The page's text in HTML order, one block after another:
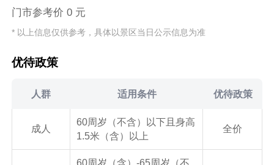
门市参考价 0 元
* 以上信息仅供参考，具体以景区当日公示信息为准
优待政策
人群 适用条件 优待政策
成人
60周岁（不含）以下且身高
1.5米（含）以上
全价
60周岁（含）-65周岁（不